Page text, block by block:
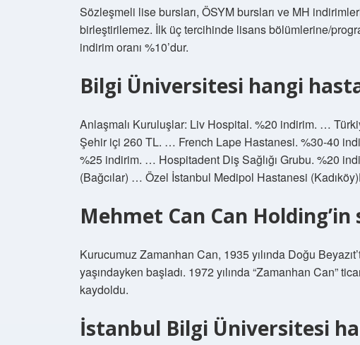
Sözleşmeli lise bursları, ÖSYM bursları ve MH
birleştirilemez. İlk üç tercihinde lisans bölümlerine/
indirim oranı %10’dur.
Bilgi Üniversitesi hangi
Anlaşmalı Kuruluşlar: Liv Hospital. %20 indirim. …
Şehir içi 260 TL. … French Lape Hastanesi. %30-40
%25 indirim. … Hospitadent Diş Sağlığı Grubu. %20
(Bağcılar) … Özel İstanbul Medipol Hastanesi
Mehmet Can Can
Kurucumuz Zamanhan Can, 1935 yılında Doğu
yaşındayken başladı. 1972 yılında “Zamanhan Can”
kaydoldu.
İstanbul Bilgi Üniversitesi